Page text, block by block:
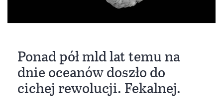
Ponad pół mld lat temu na
dnie oceanów doszło do
cichej rewolucji. Fekalnej.